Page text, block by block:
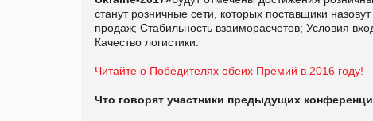
станут розничные сети, которых поставщики
продаж; Стабильность взаиморасчетов; Условия
Качество логистики.
Читайте о Победителях обеих Премий в 2016 году!
Что говорят участники предыдущих